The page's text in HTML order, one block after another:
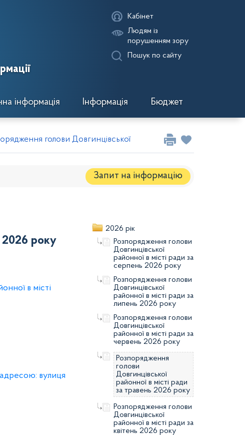
Кабінет
Людям із
порушенням зору
Пошук по сайту
інформація Інформація Бюджет
голови Довгинцівської районної в місті ради за
Запит на iнформацію
2026 року
в місті
вулиця
2026 рік
Розпорядження голови
Довгинцівської
районної в місті ради за
серпень 2026 року
Розпорядження голови
Довгинцівської
районної в місті ради за
липень 2026 року
Розпорядження голови
Довгинцівської
районної в місті ради за
червень 2026 року
Розпорядження
голови
Довгинцівської
районної в місті ради
за травень 2026 року
Розпорядження голови
Довгинцівської
районної в місті ради за
квітень 2026 року